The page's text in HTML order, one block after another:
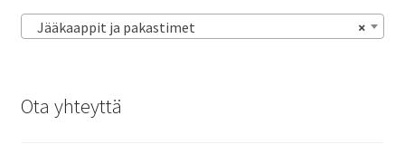
×
Jääkaappit ja pakastimet
Ota yhteyttä